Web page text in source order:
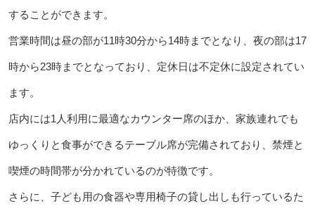
することができます。
営業時間は昼の部が11時30分から14時までとなり、夜の部は17
時から23時までとなっており、定休日は不定休に設定されてい
ます。
店内には1人利用に最適なカウンター席のほか、家族連れでも
ゆっくりと食事ができるテーブル席が完備されており、禁煙と
喫煙の時間帯が分かれているのが特徴です。
さらに、子ども用の食器や専用椅子の貸し出しも行っているた